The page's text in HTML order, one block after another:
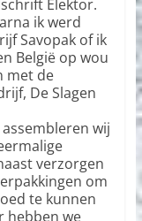
Elektor.
ik werd
Savopak of ik
België op wou
met de
De Slagen
wij
verzorgen
om
te kunnen
hebben we